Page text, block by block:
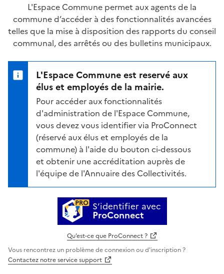
L'Espace Commune permet aux agents de la
commune d’accéder à des fonctionnalités avancées
telles que la mise à disposition des rapports du conseil
communal, des arrêtés ou des bulletins municipaux.
L'Espace Commune est reservé aux
élus et employés de la mairie.
Pour accéder aux fonctionnalités
d'administration de l'Espace Commune,
vous devez vous identifier via ProConnect
(réservé aux élus et employés de la
commune) à l'aide du bouton ci-dessous
et obtenir une accréditation auprès de
l'équipe de l'Annuaire des Collectivités.
S’identifier avec
ProConnect
Qu’est-ce que ProConnect ?
Vous rencontrez un problème de connexion ou d'inscription ?
Contactez notre service support